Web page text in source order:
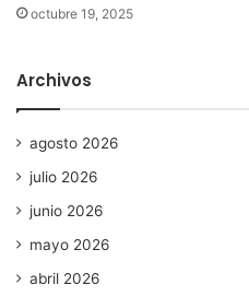
octubre 19, 2025
Archivos
agosto 2026
julio 2026
junio 2026
mayo 2026
abril 2026